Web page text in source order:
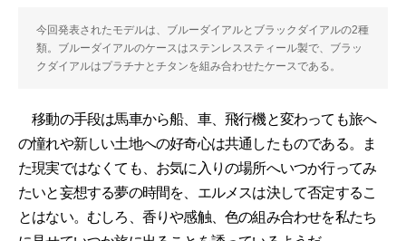
今回発表されたモデルは、ブルーダイアルとブラックダイアルの2種
類。ブルーダイアルのケースはステンレススティール製で、ブラッ
クダイアルはプラチナとチタンを組み合わせたケースである。
移動の手段は馬車から船、車、飛行機と変わっても旅へ
の憧れや新しい土地への好奇心は共通したものである。ま
た現実ではなくても、お気に入りの場所へいつか行ってみ
たいと妄想する夢の時間を、エルメスは決して否定するこ
とはない。むしろ、香りや感触、色の組み合わせを私たち